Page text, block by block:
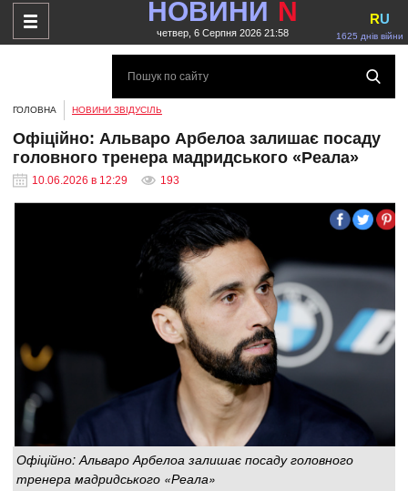
НОВИНИ N
четвер, 6 Серпня 2026 21:58 1625 днів війни
RU
ГОЛОВНА НОВИНИ ЗВІДУСІЛЬ
Офіційно: Альваро Арбелоа залишає посаду
головного тренера мадридського «Реала»
10.06.2026 в 12:29 193
Офіційно: Альваро Арбелоа залишає посаду головного
тренера мадридського «Реала»